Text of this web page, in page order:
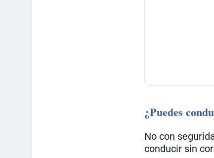
¿Puedes
No con
conducir sin